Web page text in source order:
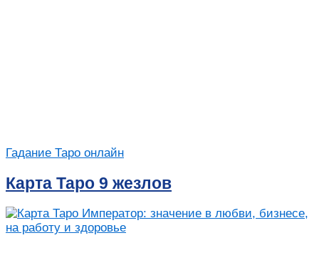
Гадание Таро онлайн
Карта Таро 9 жезлов